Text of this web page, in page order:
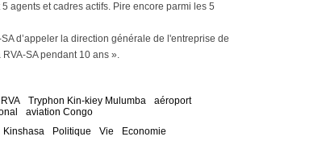
agents et cadres actifs. Pire encore parmi les 5
d’appeler la direction générale de l'entreprise de
SA pendant 10 ans ».
RVA Tryphon Kin-kiey Mulumba
aéroport
aviation Congo
Kinshasa Politique Vie Economie